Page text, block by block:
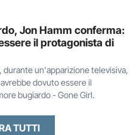
Jon Hamm conferma:
il protagonista di
durante un'apparizione televisiva,
dovuto essere il
bugiardo - Gone Girl.
TUTTI